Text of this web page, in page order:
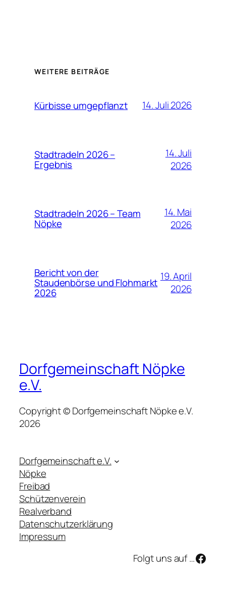
WEITERE BEITRÄGE
Kürbisse umgepflanzt 14. Juli 2026
Stadtradeln 2026 –
Ergebnis
14. Juli
2026
Stadtradeln 2026 – Team
Nöpke
14. Mai
2026
Bericht von der
Staudenbörse und Flohmarkt
2026
19. April
2026
Dorfgemeinschaft Nöpke
e.V.
Copyright © Dorfgemeinschaft Nöpke e.V.
2026
Dorfgemeinschaft e.V.
Nöpke
Freibad
Schützenverein
Realverband
Datenschutzerklärung
Impressum
Folgt uns auf …